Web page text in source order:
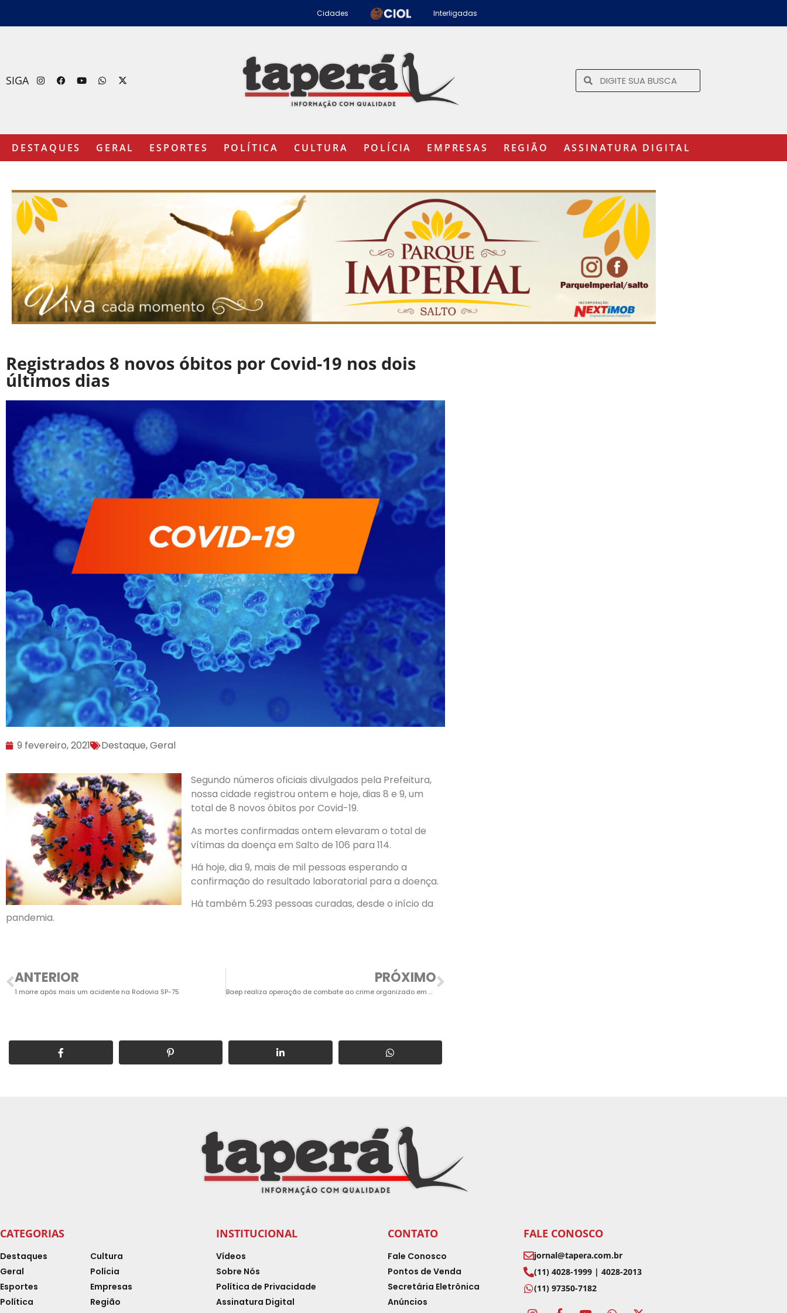
Cidades Interligadas
SIGA
DESTAQUES GERAL ESPORTES POLÍTICA CULTURA POLÍCIA EMPRESAS REGIÃO ASSINATURA DIGITAL
Registrados 8 novos óbitos por Covid-19 nos dois
últimos dias
9 fevereiro, 2021 Destaque,Geral
Segundo números oficiais divulgados pela Prefeitura,
nossa cidade registrou ontem e hoje, dias 8 e 9, um
total de 8 novos óbitos por Covid-19.
As mortes confirmadas ontem elevaram o total de
vítimas da doença em Salto de 106 para 114.
Há hoje, dia 9, mais de mil pessoas esperando a
confirmação do resultado laboratorial para a doença.
Há também 5.293 pessoas curadas, desde o início da
pandemia.
ANTERIOR
1 morre após mais um acidente na Rodovia SP-75
PRÓXIMO
Baep realiza operação de combate ao crime organizado em bairros da cidade
CATEGORIAS
Destaques
Geral
Esportes
Política
Cultura
Polícia
Empresas
Região
INSTITUCIONAL
Vídeos
Sobre Nós
Política de Privacidade
Assinatura Digital
CONTATO
Fale Conosco
Pontos de Venda
Secretária Eletrônica
Anúncios
FALE CONOSCO
jornal@tapera.com.br
(11) 4028-1999 | 4028-2013
(11) 97350-7182